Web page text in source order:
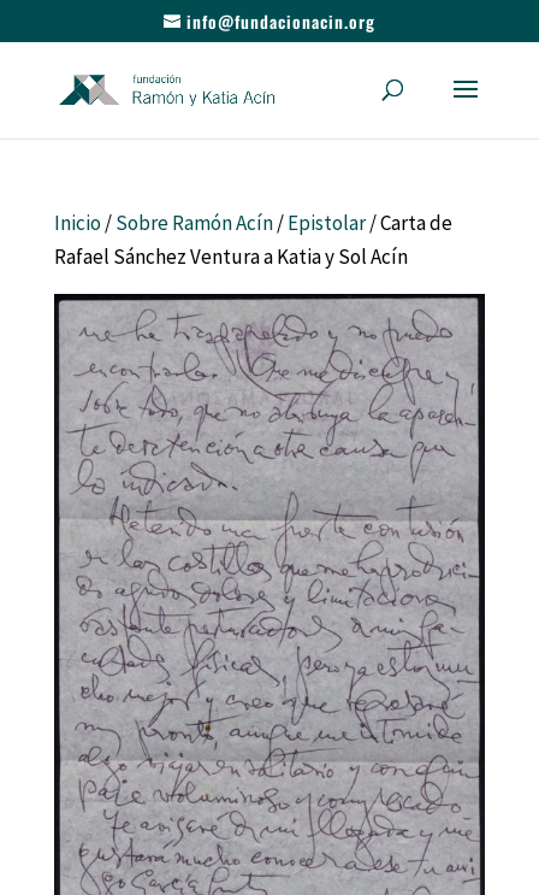
info@fundacionacin.org
Inicio/Sobre Ramón Acín/Epistolar/ Carta de
Rafael Sánchez Ventura a Katia y Sol Acín